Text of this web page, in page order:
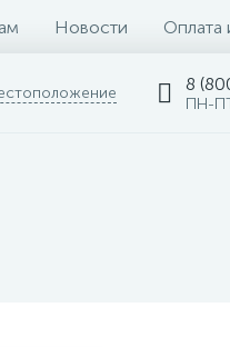
Новости Оплата
8
ПН-